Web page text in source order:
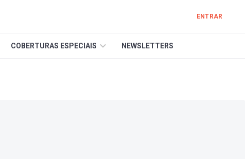
ENTRAR
COBERTURAS ESPECIAIS NEWSLETTERS